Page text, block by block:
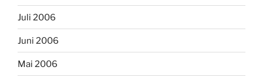
Juli 2006
Juni 2006
Mai 2006